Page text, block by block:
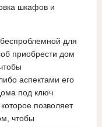
шкафов и
для
приобрести дом
аспектами его
под ключ
позволяет
чтобы